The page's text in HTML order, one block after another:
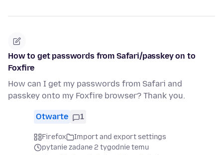
How to get passwords from Safari/passkey on to
Foxfire
How can I get my passwords from Safari and
passkey onto my Foxfire browser? Thank you.
Otwarte 1
Firefox
Import and export settings
pytanie zadane 2 tygodnie temu